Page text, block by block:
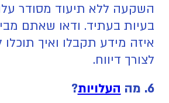
השקעה ללא תיעוד מסודר
בעיות בעתיד. ודאו שאתם
איזה מידע תקבלו ואיך
לצורך דיווח.
6. מה
העלויות?